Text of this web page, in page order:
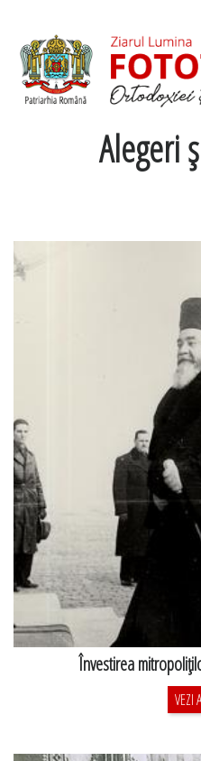
Alegeri
Învestirea
VEZI